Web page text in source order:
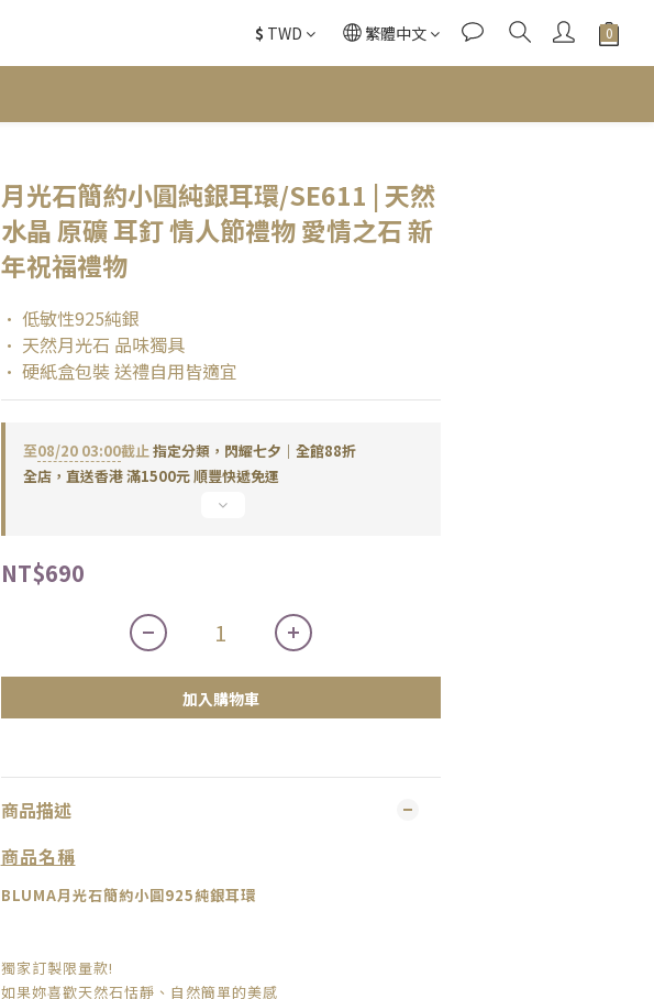
$ TWD 繁體中文
月光石簡約小圓純銀耳環/SE611 | 天然
水晶 原礦 耳釘 情人節禮物 愛情之石 新
年祝福禮物
• 低敏性925純銀
• 天然月光石 品味獨具
• 硬紙盒包裝 送禮自用皆適宜
至08/20 03:00截止指定分類，閃耀七夕｜全館88折
全店，直送香港 滿1500元 順豐快遞免運
NT$690
加入購物車
商品描述
商品名稱
BLUMA月光石簡約小圓925純銀耳環
獨家訂製限量款!
如果妳喜歡天然石恬靜、自然簡單的美感